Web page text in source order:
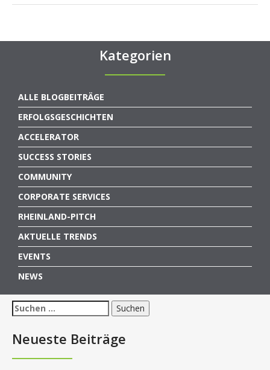
Kategorien
ALLE BLOGBEITRÄGE
ERFOLGSGESCHICHTEN
ACCELERATOR
SUCCESS STORIES
COMMUNITY
CORPORATE SERVICES
RHEINLAND-PITCH
AKTUELLE TRENDS
EVENTS
NEWS
Suchen
nach:
Neueste Beiträge